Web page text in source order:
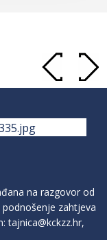
na razgovor od
zahtjeva
tajnica@kckzz.hr,